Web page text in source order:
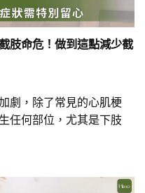
肢命危！做到這點減少截
劇，除了常見的心肌梗
任何部位，尤其是下肢